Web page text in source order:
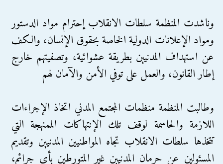
وناشدت المنظمة سلطات الانقلاب إحترام مواد الدستور
ومواد الإعلانات الدولية الخاصة بحقوق الإنسان، والكف
عن استهداف المدنيين بطريقة عشوائية، وتصفيتهم خارج
إطار القانون، والعمل على توفي الأمن والآمان لهم
وطالبت المنظمة منظمات المجتمع المدني اتخاذ الإجراءات
اللازمة والحاسمة لوقف تلك الإنتهاكات الممنهجة التي
تتخذها سلطات الانقلاب تجاه المواطنيين المدنيين وتقديم
المسئولين عن حرمان المدنيين غير المتورطين بأي جرائم،